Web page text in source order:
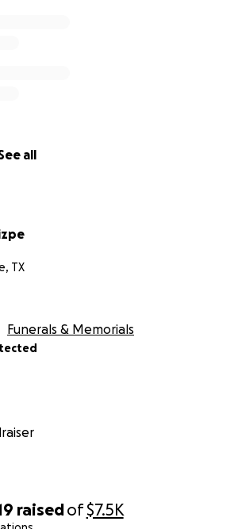
raisedof$7.5K
all
TX
Funerals & Memorials